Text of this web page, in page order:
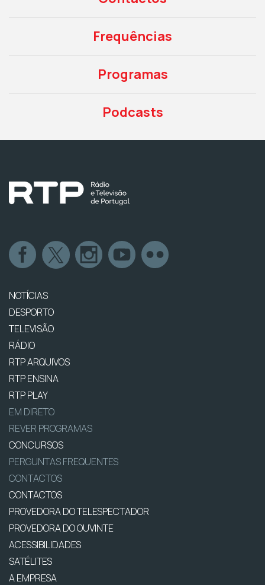
Frequências
Programas
Podcasts
NOTÍCIAS
DESPORTO
TELEVISÃO
RÁDIO
RTP ARQUIVOS
RTP ENSINA
RTP PLAY
EM DIRETO
REVER PROGRAMAS
CONCURSOS
PERGUNTAS FREQUENTES
CONTACTOS
CONTACTOS
PROVEDORA DO TELESPECTADOR
PROVEDORA DO OUVINTE
ACESSIBILIDADES
SATÉLITES
A EMPRESA